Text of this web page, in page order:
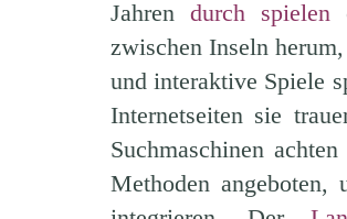
Jahren durch spielen
zwischen Inseln
und interaktive Spiele
Internetseiten sie
Suchmaschinen
Methoden